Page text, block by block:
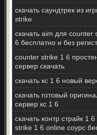
скачать саундтрек из
strike
скачать aim для counter
6 бесплатно и без
counter strike 1 6
сервер скачать
скачать кс 1 6 новый
скачать готовый
сервер кс 1 6
скачать контр страйк 1
strike 1 6 online соурс